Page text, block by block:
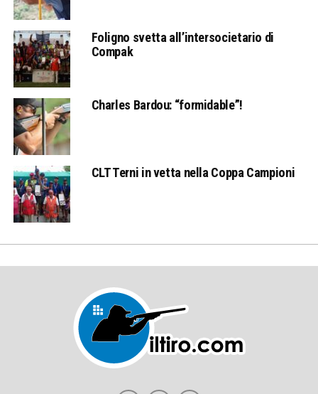
Foligno svetta all’intersocietario di
Compak
Charles Bardou: “formidable”!
CLT Terni in vetta nella Coppa Campioni